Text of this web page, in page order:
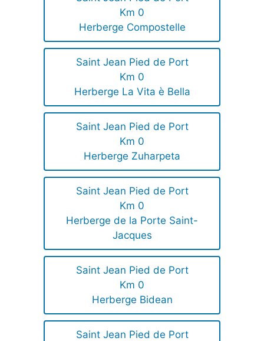
Km 0
Herberge Compostelle
Saint Jean Pied de Port
Km 0
Herberge La Vita è Bella
Saint Jean Pied de Port
Km 0
Herberge Zuharpeta
Saint Jean Pied de Port
Km 0
Herberge de la Porte Saint-
Jacques
Saint Jean Pied de Port
Km 0
Herberge Bidean
Saint Jean Pied de Port